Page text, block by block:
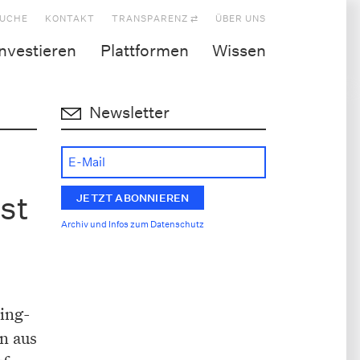
KONTAKT TRANSPARENZ ⇄ ÜBER UNS
Plattformen Wissen
aus
Newsletter
Archiv und Infos zum Datenschutz